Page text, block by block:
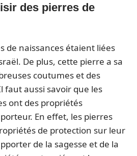
des pierres de
de naissances étaient liées
De plus, cette pierre a sa
coutumes et des
faut aussi savoir que les
ont des propriétés
En effet, les pierres
de protection sur leur
de la sagesse et de la